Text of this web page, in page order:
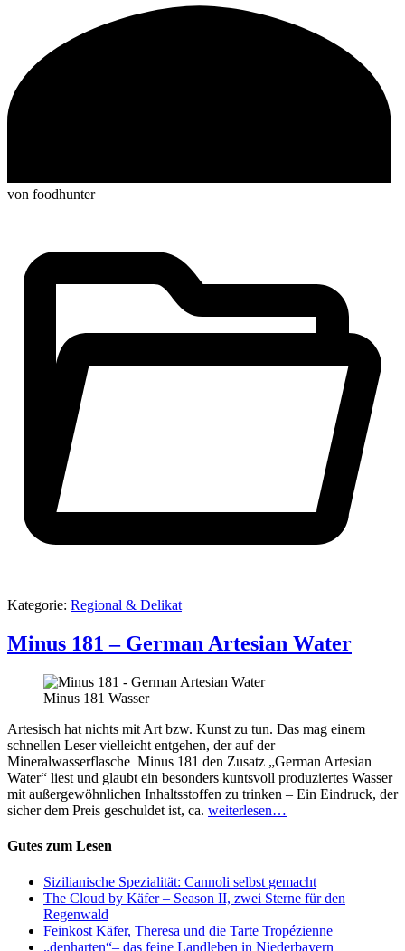
von foodhunter
Kategorie: Regional & Delikat
Minus 181 – German Artesian Water
Minus 181 Wasser
Artesisch hat nichts mit Art bzw. Kunst zu tun. Das mag einem
schnellen Leser vielleicht entgehen, der auf der
Mineralwasserflasche Minus 181 den Zusatz „German Artesian
Water“ liest und glaubt ein besonders kuntsvoll produziertes Wasser
mit außergewöhnlichen Inhaltsstoffen zu trinken – Ein Eindruck, der
sicher dem Preis geschuldet ist, ca. weiterlesen…
Gutes zum Lesen
Sizilianische Spezialität: Cannoli selbst gemacht
The Cloud by Käfer – Season II, zwei Sterne für den
Regenwald
Feinkost Käfer, Theresa und die Tarte Tropézienne
„denharten“– das feine Landleben in Niederbayern